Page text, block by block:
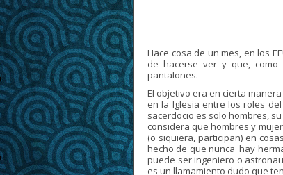
Hace cosa de un mes, en los
de hacerse ver y que,
pantalones.
El objetivo era en cierta
en la Iglesia entre los roles
sacerdocio es solo hombres,
considera que hombres y
(o siquiera, participan) en
hecho de que nunca hay
puede ser ingeniero o
es un llamamiento dudo que